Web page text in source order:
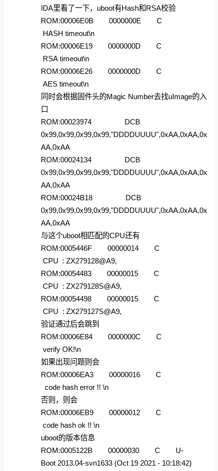
IDA里看了一下，uboot有Hash和RSA校验
ROM:00006E0B 0000000E C
HASH timeout\n
ROM:00006E19 0000000D C
RSA timeout\n
ROM:00006E26 0000000D C
AES timeout\n
同时会根据固件头的Magic Number去找uImage的入
口
ROM:00023974 DCB
0x99,0x99,0x99,0x99,"DDDDUUUU",0xAA,0xAA,0x
AA,0xAA
ROM:00024134 DCB
0x99,0x99,0x99,0x99,"DDDDUUUU",0xAA,0xAA,0x
AA,0xAA
ROM:00024B18 DCB
0x99,0x99,0x99,0x99,"DDDDUUUU",0xAA,0xAA,0x
AA,0xAA
与这个uboot相匹配的CPU还有
ROM:0005446F 00000014 C
CPU : ZX279128@A9,
ROM:00054483 00000015 C
CPU : ZX279128S@A9,
ROM:00054498 00000015 C
CPU : ZX279127S@A9,
验证通过后会跳到
ROM:00006E84 0000000C C
verify OK!\n
如果出现问题则会
ROM:00006EA3 00000016 C
code hash error !! \n
否则，则会
ROM:00006EB9 00000012 C
code hash ok !! \n
uboot的版本信息
ROM:0005122B 00000030 C U-
Boot 2013.04-svn1633 (Oct 19 2021 - 10:18:42)